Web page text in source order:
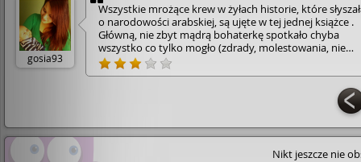
gosia93
Wszystkie mrożące krew w żyłach historie, które
o narodowości arabskiej, są ujęte w tej jednej książce .
Główną, nie zbyt mądrą bohaterkę spotkało chyba
wszystko co tylko mogło (zdrady, molestowania, nie
wyjaśnione zbrodnie, uprowadzenie, pobicia, gwalty).
Dobry pomysł na książkę, temat trafiony ale w zbyt
Nikt jeszcze nie